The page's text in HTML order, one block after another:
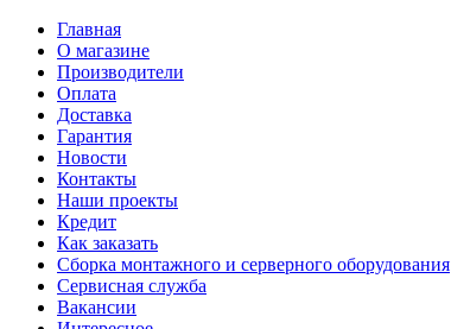
Главная
О магазине
Производители
Оплата
Доставка
Гарантия
Новости
Контакты
Наши проекты
Кредит
Как заказать
Сборка монтажного и серверного оборудования
Сервисная служба
Вакансии